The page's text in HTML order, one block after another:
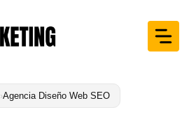
›Agencia Diseño Web SEO